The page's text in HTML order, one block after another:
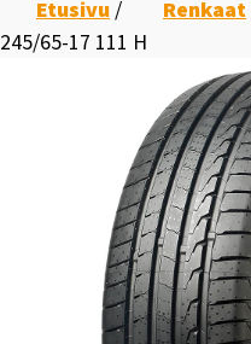
Etusivu / Renkaat
245/65-17 111 H